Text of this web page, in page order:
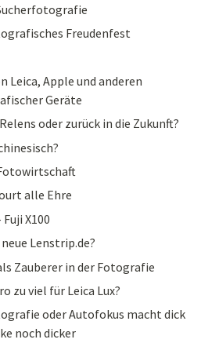
Freudenfest
Leica, Apple und anderen
Geräte
oder zurück in die Zukunft?
alle Ehre
X100
Lenstrip.de?
Zauberer in der Fotografie
zu viel für Leica Lux?
oder Autofokus macht dick
noch dicker